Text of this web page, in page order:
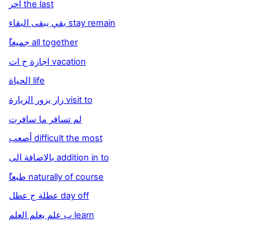
اخر the last
بقي يبقى البقاء stay remain
ًجميعا all together
اجازة ج ات vacation
الحياة life
زار يزور الزيارة visit to
لم تسافر ما سافرت
أصعب difficult the most
بالاضافة الى addition in to
ًطبعا naturally of course
عطلة ج عطل day off
ب علم يعلم العلم learn